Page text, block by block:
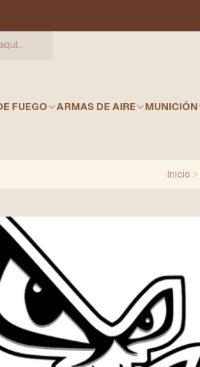
FUEGO ARMAS DE AIRE MUNICIÓN
Inicio